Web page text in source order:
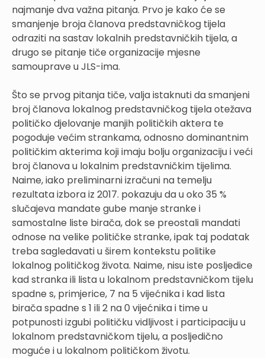
najmanje dva važna pitanja. Prvo je kako će se
smanjenje broja članova predstavničkog tijela
odraziti na sastav lokalnih predstavničkih tijela, a
drugo se pitanje tiče organizacije mjesne
samouprave u JLS-ima.
Što se prvog pitanja tiče, valja istaknuti da smanjeni
broj članova lokalnog predstavničkog tijela otežava
političko djelovanje manjih političkih aktera te
pogoduje većim strankama, odnosno dominantnim
političkim akterima koji imaju bolju organizaciju i veći
broj članova u lokalnim predstavničkim tijelima.
Naime, iako preliminarni izračuni na temelju
rezultata izbora iz 2017. pokazuju da u oko 35 %
slučajeva mandate gube manje stranke i
samostalne liste birača, dok se preostali mandati
odnose na velike političke stranke, ipak taj podatak
treba sagledavati u širem kontekstu politike
lokalnog političkog života. Naime, nisu iste posljedice
kad stranka ili lista u lokalnom predstavničkom tijelu
spadne s, primjerice, 7 na 5 vijećnika i kad lista
birača spadne s 1 ili 2 na 0 vijećnika i time u
potpunosti izgubi političku vidljivost i participaciju u
lokalnom predstavničkom tijelu, a posljedično
moguće i u lokalnom političkom životu.